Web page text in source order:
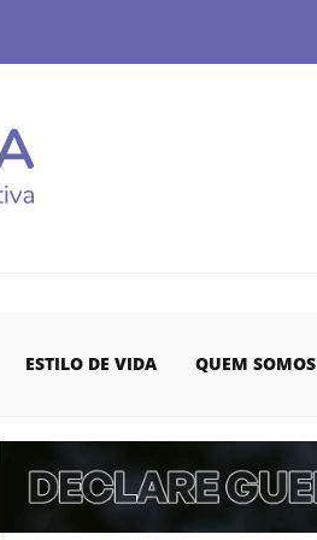
ESTILO DE VIDA QUEM SOMOS